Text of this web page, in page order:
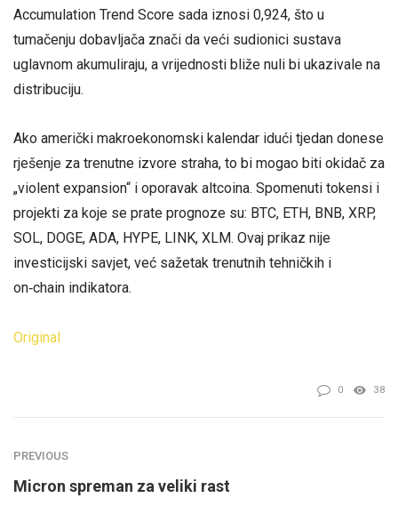
Accumulation Trend Score sada iznosi 0,924, što u
tumačenju dobavljača znači da veći sudionici sustava
uglavnom akumuliraju, a vrijednosti bliže nuli bi ukazivale na
distribuciju.
Ako američki makroekonomski kalendar idući tjedan donese
rješenje za trenutne izvore straha, to bi mogao biti okidač za
„violent expansion“ i oporavak altcoina. Spomenuti tokensi i
projekti za koje se prate prognoze su: BTC, ETH, BNB, XRP,
SOL, DOGE, ADA, HYPE, LINK, XLM. Ovaj prikaz nije
investicijski savjet, već sažetak trenutnih tehničkih i
on‑chain indikatora.
Original
0 38
PREVIOUS
Micron spreman za veliki rast